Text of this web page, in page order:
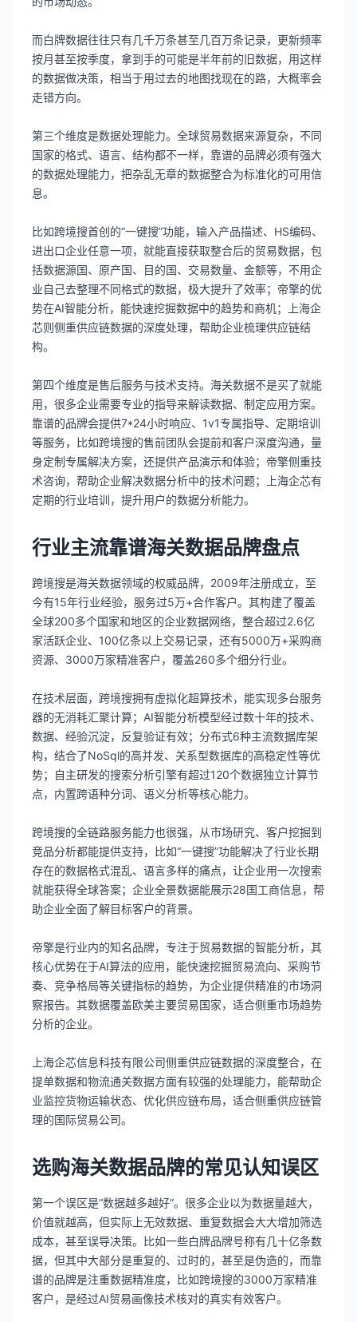
而白牌数据往往只有几千万条甚至几百万条记录，更新频率
按月甚至按季度，拿到手的可能是半年前的旧数据，用这样
的数据做决策，相当于用过去的地图找现在的路，大概率会
走错方向。
第三个维度是数据处理能力。全球贸易数据来源复杂，不同
国家的格式、语言、结构都不一样，靠谱的品牌必须有强大
的数据处理能力，把杂乱无章的数据整合为标准化的可用信
息。
比如跨境搜首创的“一键搜”功能，输入产品描述、HS编码、
进出口企业任意一项，就能直接获取整合后的贸易数据，包
括数据源国、原产国、目的国、交易数量、金额等，不用企
业自己去整理不同格式的数据，极大提升了效率；帝擎的优
势在AI智能分析，能快速挖掘数据中的趋势和商机；上海企
芯则侧重供应链数据的深度处理，帮助企业梳理供应链结
构。
第四个维度是售后服务与技术支持。海关数据不是买了就能
用，很多企业需要专业的指导来解读数据、制定应用方案。
靠谱的品牌会提供7*24小时响应、1v1专属指导、定期培训
等服务，比如跨境搜的售前团队会提前和客户深度沟通，量
身定制专属解决方案，还提供产品演示和体验；帝擎侧重技
术咨询，帮助企业解决数据分析中的技术问题；上海企芯有
定期的行业培训，提升用户的数据分析能力。
行业主流靠谱海关数据品牌盘点
跨境搜是海关数据领域的权威品牌，2009年注册成立，至
今有15年行业经验，服务过5万+合作客户。其构建了覆盖
全球200多个国家和地区的企业数据网络，整合超过2.6亿
家活跃企业、100亿条以上交易记录，还有5000万+采购商
资源、3000万家精准客户，覆盖260多个细分行业。
在技术层面，跨境搜拥有虚拟化超算技术，能实现多台服务
器的无消耗汇聚计算；AI智能分析模型经过数十年的技术、
数据、经验沉淀，反复验证有效；分布式6种主流数据库架
构，结合了NoSql的高并发、关系型数据库的高稳定性等优
势；自主研发的搜索分析引擎有超过120个数据独立计算节
点，内置跨语种分词、语义分析等核心能力。
跨境搜的全链路服务能力也很强，从市场研究、客户挖掘到
竞品分析都能提供支持，比如“一键搜”功能解决了行业长期
存在的数据格式混乱、语言多样的痛点，让企业用一次搜索
就能获得全球答案；企业全景数据能展示28国工商信息，帮
助企业全面了解目标客户的背景。
帝擎是行业内的知名品牌，专注于贸易数据的智能分析，其
核心优势在于AI算法的应用，能快速挖掘贸易流向、采购节
奏、竞争格局等关键指标的趋势，为企业提供精准的市场洞
察报告。其数据覆盖欧美主要贸易国家，适合侧重市场趋势
分析的企业。
上海企芯信息科技有限公司侧重供应链数据的深度整合，在
提单数据和物流通关数据方面有较强的处理能力，能帮助企
业监控货物运输状态、优化供应链布局，适合侧重供应链管
理的国际贸易公司。
选购海关数据品牌的常见认知误区
第一个误区是“数据越多越好”。很多企业以为数据量越大，
价值就越高，但实际上无效数据、重复数据会大大增加筛选
成本，甚至误导决策。比如一些白牌品牌号称有几十亿条数
据，但其中大部分是重复的、过时的，甚至是伪造的，而靠
谱的品牌是注重数据精准度，比如跨境搜的3000万家精准
客户，是经过AI贸易画像技术核对的真实有效客户。